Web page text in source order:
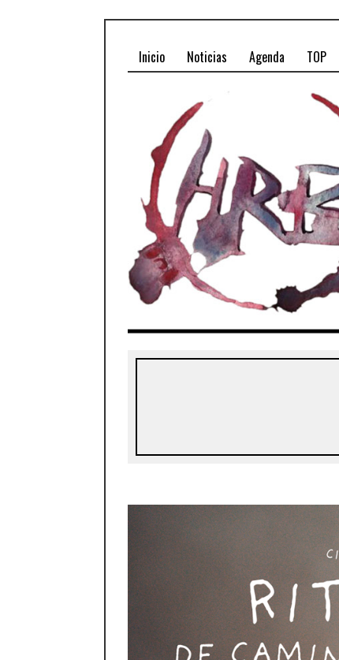
Inicio Noticias Agenda TOP